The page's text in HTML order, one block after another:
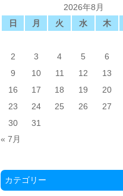
2026年8月
日
月 火 水 木
2
3 4 5 6
9
10 11 12 13
16
17 18 19 20
23
24 25 26 27
30
31
« 7月
カテゴリー